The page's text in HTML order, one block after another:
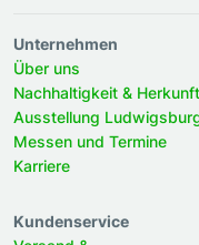
Unternehmen
Über uns
Nachhaltigkeit & Herkunft
Ausstellung
Messen und Termine
Karriere
Kundenservice